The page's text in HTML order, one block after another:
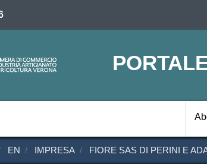
EN IMPRESA FIORE SAS DI PERINI E